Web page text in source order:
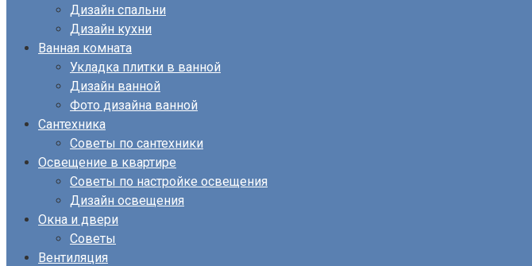
Дизайн спальни
Дизайн кухни
Ванная комната
Укладка плитки в ванной
Дизайн ванной
Фото дизайна ванной
Сантехника
Советы по сантехники
Освещение в квартире
Советы по настройке освещения
Дизайн освещения
Окна и двери
Советы
Вентиляция